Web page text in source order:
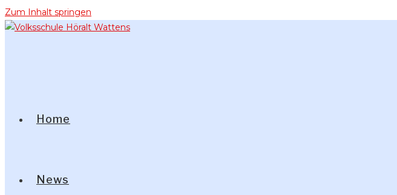
Zum Inhalt springen
Home
News